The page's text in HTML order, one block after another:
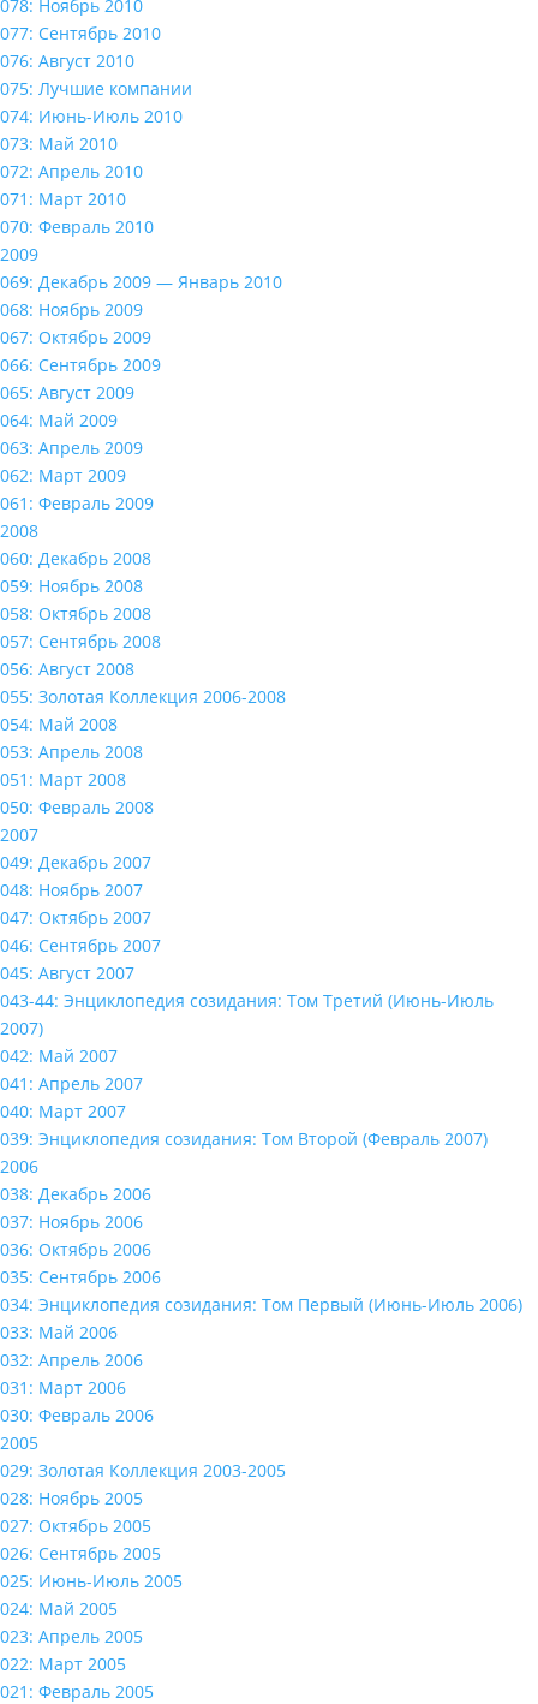
078: Ноябрь 2010
077: Сентябрь 2010
076: Август 2010
075: Лучшие компании
074: Июнь-Июль 2010
073: Май 2010
072: Апрель 2010
071: Март 2010
070: Февраль 2010
2009
069: Декабрь 2009 — Январь 2010
068: Ноябрь 2009
067: Октябрь 2009
066: Сентябрь 2009
065: Август 2009
064: Май 2009
063: Апрель 2009
062: Март 2009
061: Февраль 2009
2008
060: Декабрь 2008
059: Ноябрь 2008
058: Октябрь 2008
057: Сентябрь 2008
056: Август 2008
055: Золотая Коллекция 2006-2008
054: Май 2008
053: Апрель 2008
051: Март 2008
050: Февраль 2008
2007
049: Декабрь 2007
048: Ноябрь 2007
047: Октябрь 2007
046: Сентябрь 2007
045: Август 2007
043-44: Энциклопедия созидания: Том Третий (Июнь-Июль
2007)
042: Май 2007
041: Апрель 2007
040: Март 2007
039: Энциклопедия созидания: Том Второй (Февраль 2007)
2006
038: Декабрь 2006
037: Ноябрь 2006
036: Октябрь 2006
035: Сентябрь 2006
034: Энциклопедия созидания: Том Первый (Июнь-Июль 2006)
033: Май 2006
032: Апрель 2006
031: Март 2006
030: Февраль 2006
2005
029: Золотая Коллекция 2003-2005
028: Ноябрь 2005
027: Октябрь 2005
026: Сентябрь 2005
025: Июнь-Июль 2005
024: Май 2005
023: Апрель 2005
022: Март 2005
021: Февраль 2005